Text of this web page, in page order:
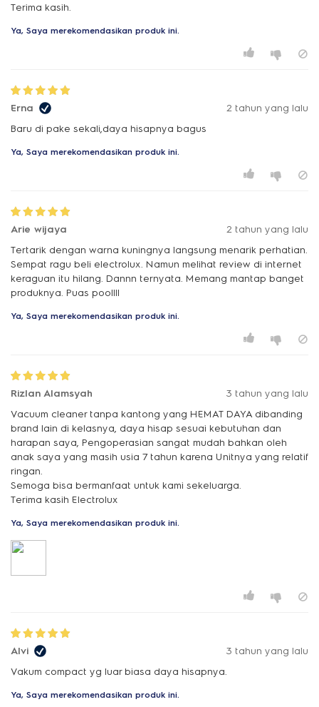
Terima kasih.
Ya, Saya merekomendasikan produk ini.
Erna
2 tahun yang lalu
Baru di pake sekali,daya hisapnya bagus
Ya, Saya merekomendasikan produk ini.
Arie wijaya
2 tahun yang lalu
Tertarik dengan warna kuningnya langsung menarik perhatian.
Sempat ragu beli electrolux. Namun melihat review di internet
keraguan itu hilang. Dannn ternyata. Memang mantap banget
produknya. Puas poollll
Ya, Saya merekomendasikan produk ini.
Rizlan Alamsyah
3 tahun yang lalu
Vacuum cleaner tanpa kantong yang HEMAT DAYA dibanding
brand lain di kelasnya, daya hisap sesuai kebutuhan dan
harapan saya, Pengoperasian sangat mudah bahkan oleh
anak saya yang masih usia 7 tahun karena Unitnya yang relatif
ringan.
Semoga bisa bermanfaat untuk kami sekeluarga.
Terima kasih Electrolux
Ya, Saya merekomendasikan produk ini.
Alvi
3 tahun yang lalu
Vakum compact yg luar biasa daya hisapnya.
Ya, Saya merekomendasikan produk ini.